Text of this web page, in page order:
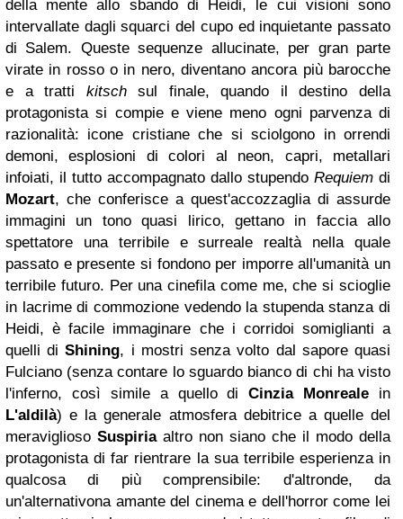
della mente allo sbando di Heidi, le cui visioni sono
intervallate dagli squarci del cupo ed inquietante passato
di Salem. Queste sequenze allucinate, per gran parte
virate in rosso o in nero, diventano ancora più barocche
e a tratti kitschsul finale, quando il destino della
protagonista si compie e viene meno ogni parvenza di
razionalità: icone cristiane che si sciolgono in orrendi
demoni, esplosioni di colori al neon, capri, metallari
infoiati, il tutto accompagnato dallo stupendo Requiem di
Mozart, che conferisce a quest'accozzaglia di assurde
immagini un tono quasi lirico, gettano in faccia allo
spettatore una terribile e surreale realtà nella quale
passato e presente si fondono per imporre all'umanità un
terribile futuro. Per una cinefila come me, che si scioglie
in lacrime di commozione vedendo la stupenda stanza di
Heidi, è facile immaginare che i corridoi somiglianti a
quelli diShining, i mostri senza volto dal sapore quasi
Fulciano (senza contare lo sguardo bianco di chi ha visto
l'inferno, così simile a quello diCinzia Monreale in
L'aldilà) e la generale atmosfera debitrice a quelle del
meraviglioso Suspiria altro non siano che il modo della
protagonista di far rientrare la sua terribile esperienza in
qualcosa di più comprensibile: d'altronde, da
un'alternativona amante del cinema e dell'horror come lei